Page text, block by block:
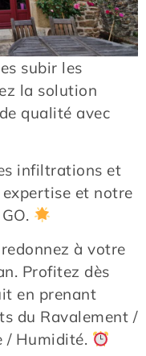
subir les
la solution
qualité avec
infiltrations et
et notre
à votre
Profitez dès
en prenant
du Ravalement /
/ Humidité.